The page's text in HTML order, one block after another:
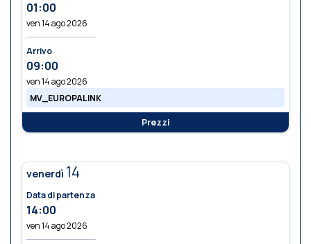
01:00
ven 14 ago 2026
Arrivo
09:00
ven 14 ago 2026
MV_EUROPALINK
Prezzi
venerdì 14
Data di partenza
14:00
ven 14 ago 2026